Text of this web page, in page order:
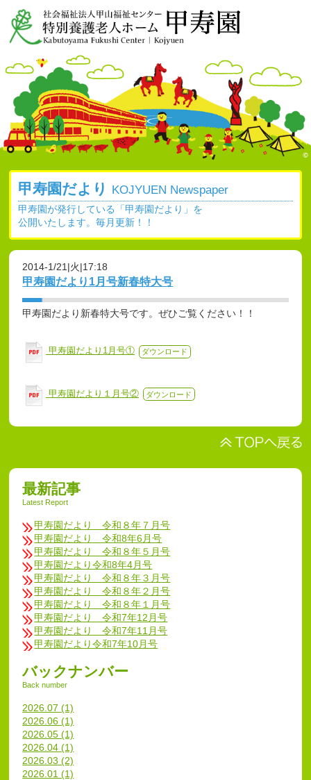
甲寿園だより KOJYUEN Newspaper
甲寿園が発行している「甲寿園だより」を
公開いたします。毎月更新！！
2014-1/21|火|17:18
甲寿園だより1月号新春特大号
甲寿園だより新春特大号です。ぜひご覧ください！！
甲寿園だより1月号① ダウンロード
甲寿園だより１月号② ダウンロード
最新記事
Latest Report
甲寿園だより 令和８年７月号
甲寿園だより 令和8年6月号
甲寿園だより 令和８年５月号
甲寿園だより令和8年4月号
甲寿園だより 令和８年３月号
甲寿園だより 令和８年２月号
甲寿園だより 令和８年１月号
甲寿園だより 令和7年12月号
甲寿園だより 令和7年11月号
甲寿園だより令和7年10月号
バックナンバー
Back number
2026.07 (1)
2026.06 (1)
2026.05 (1)
2026.04 (1)
2026.03 (2)
2026.01 (1)